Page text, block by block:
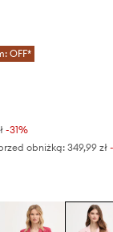
OFF*
-31%
obniżką: 349,99 zł